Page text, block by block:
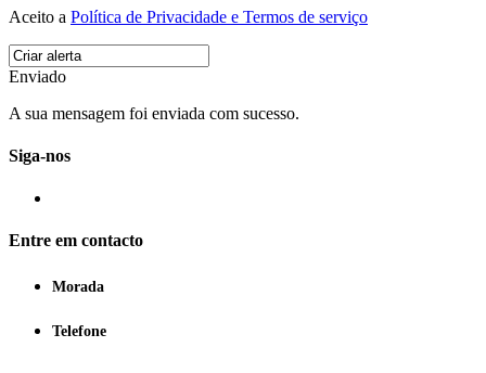
Aceito a Política de Privacidade e Termos de serviço
Enviado
A sua mensagem foi enviada com sucesso.
Siga-nos
Entre em contacto
Morada
Telefone